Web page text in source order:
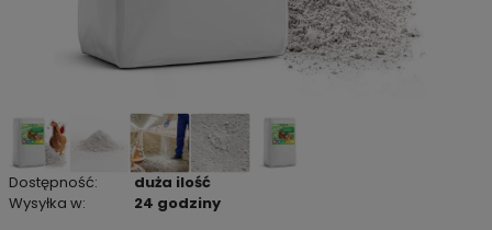
Dostępność:
duża ilość
Wysyłka w:
24 godziny